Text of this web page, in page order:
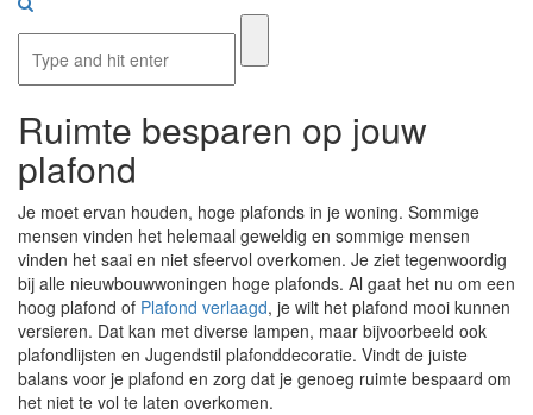
Ruimte besparen op jouw
plafond
Je moet ervan houden, hoge plafonds in je woning. Sommige
mensen vinden het helemaal geweldig en sommige mensen
vinden het saai en niet sfeervol overkomen. Je ziet tegenwoordig
bij alle nieuwbouwwoningen hoge plafonds. Al gaat het nu om een
hoog plafond of Plafond verlaagd, je wilt het plafond mooi kunnen
versieren. Dat kan met diverse lampen, maar bijvoorbeeld ook
plafondlijsten en Jugendstil plafonddecoratie. Vindt de juiste
balans voor je plafond en zorg dat je genoeg ruimte bespaard om
het niet te vol te laten overkomen.